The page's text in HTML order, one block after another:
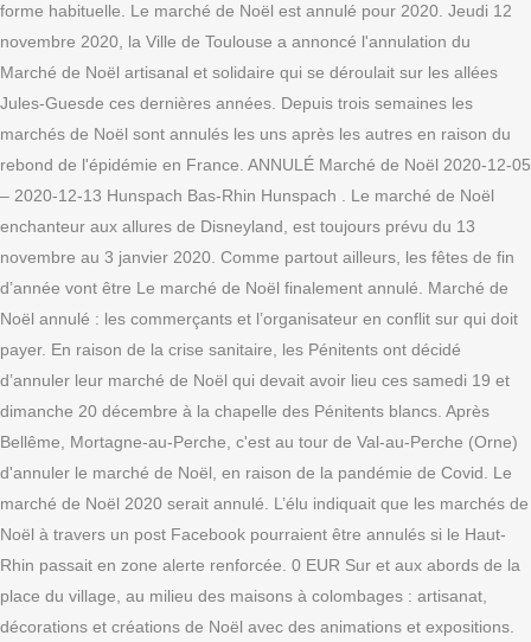
forme habituelle. Le marché de Noël est annulé pour 2020. Jeudi 12
novembre 2020, la Ville de Toulouse a annoncé l'annulation du
Marché de Noël artisanal et solidaire qui se déroulait sur les allées
Jules-Guesde ces dernières années. Depuis trois semaines les
marchés de Noël sont annulés les uns après les autres en raison du
rebond de l'épidémie en France. ANNULÉ Marché de Noël 2020-12-05
– 2020-12-13 Hunspach Bas-Rhin Hunspach . Le marché de Noël
enchanteur aux allures de Disneyland, est toujours prévu du 13
novembre au 3 janvier 2020. Comme partout ailleurs, les fêtes de fin
d’année vont être Le marché de Noël finalement annulé. Marché de
Noël annulé : les commerçants et l’organisateur en conflit sur qui doit
payer. En raison de la crise sanitaire, les Pénitents ont décidé
d’annuler leur marché de Noël qui devait avoir lieu ces samedi 19 et
dimanche 20 décembre à la chapelle des Pénitents blancs. Après
Bellême, Mortagne-au-Perche, c'est au tour de Val-au-Perche (Orne)
d'annuler le marché de Noël, en raison de la pandémie de Covid. Le
marché de Noël 2020 serait annulé. L’élu indiquait que les marchés de
Noël à travers un post Facebook pourraient être annulés si le Haut-
Rhin passait en zone alerte renforcée. 0 EUR Sur et aux abords de la
place du village, au milieu des maisons à colombages : artisanat,
décorations et créations de Noël avec des animations et expositions.